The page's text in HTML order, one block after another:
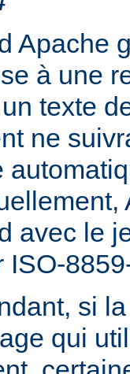
Apache
à une
texte
ne
avec le
ISO-
si
qui